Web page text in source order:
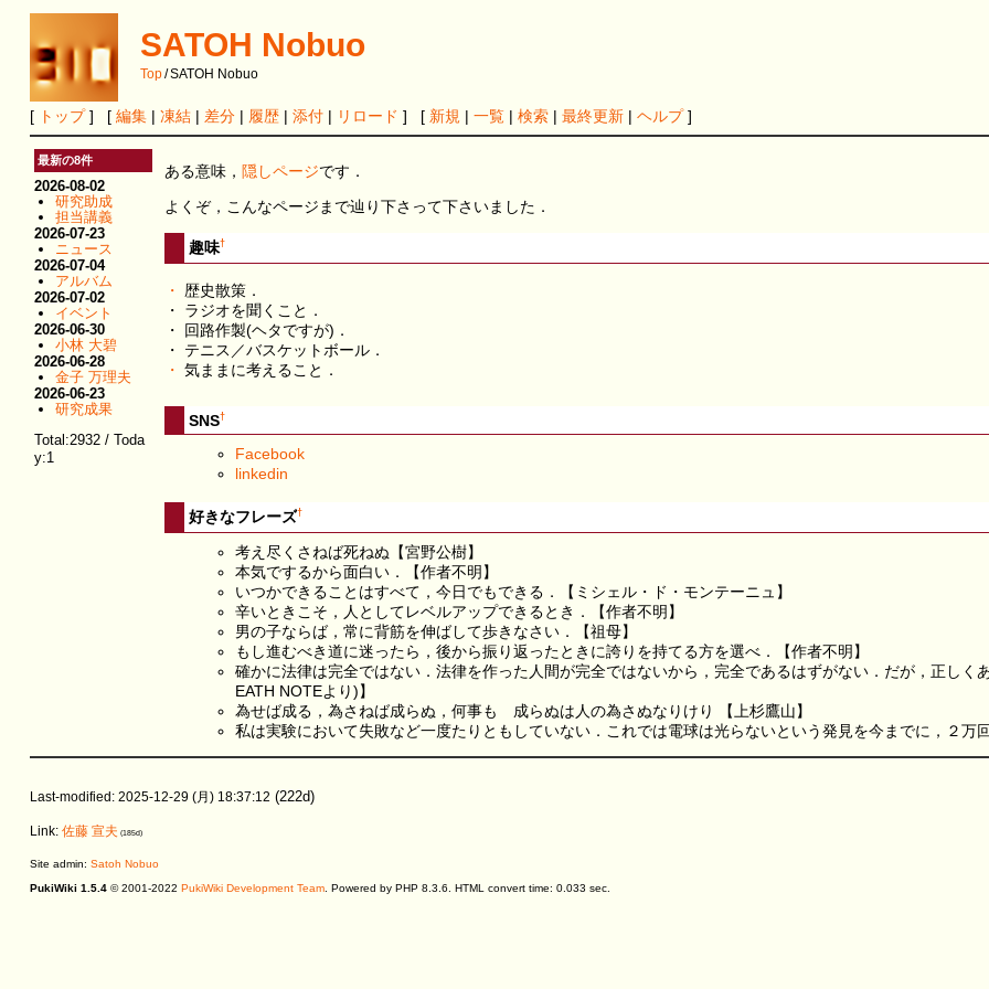
SATOH Nobuo
Top/SATOH Nobuo
[ トップ] [ 編集| 凍結| 差分| 履歴| 添付| リロード ] [ 新規 | 一覧| 検索| 最終更新| ヘルプ]
ある意味， 隠しページです．
よくぞ，こんなページまで辿り下さって下さいました．
趣味†
・
歴史散策．
・ ラジオを聞くこと．
・ 回路作製(ヘタですが)．
・ テニス／バスケットボール．
・ 気ままに考えること．
SNS†
Facebook
linkedin
好きなフレーズ†
考え尽くさねば死ねぬ【宮野公樹】
本気でするから面白い．【作者不明】
いつかできることはすべて，今日でもできる．【ミシェル・ド・モンテーニュ】
辛いときこそ，人としてレベルアップできるとき．【作者不明】
男の子ならば，常に背筋を伸ばして歩きなさい．【祖母】
もし進むべき道に迷ったら，後から振り返ったときに誇りを持てる方を選べ．【作者不明】
確かに法律は完全ではない．法律を作った人間が完全ではないから，完全であるはずがない．だが，正し
EATH NOTEより)】
為せば成る，為さねば成らぬ，何事も 成らぬは人の為さぬなりけり 【上杉鷹山】
私は実験において失敗など一度たりともしていない．これでは電球は光らないという発見を今までに，２万
最新の8件
2026-08-02
研究助成
担当講義
2026-07-23
ニュース
2026-07-04
アルバム
2026-07-02
イベント
2026-06-30
小林 大碧
2026-06-28
金子 万理夫
2026-06-23
研究成果
Total:2932 / Toda
y:1
Last-modified: 2025-12-29 (月) 18:37:12 (222d)
Link: 佐藤 宣夫 (185d)
Site admin: Satoh Nobuo
PukiWiki 1.5.4© 2001-2022 PukiWiki Development Team. Powered by PHP 8.3.6. HTML convert time: 0.033 sec.